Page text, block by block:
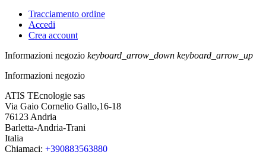
Tracciamento ordine
Accedi
Crea account
Informazioni negozio keyboard_arrow_down keyboard_arrow_up
Informazioni negozio
ATIS TEcnologie sas
Via Gaio Cornelio Gallo,16-18
76123 Andria
Barletta-Andria-Trani
Italia
Chiamaci: +390883563880